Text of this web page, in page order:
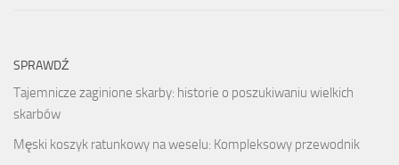
SPRAWDŹ
Tajemnicze zaginione skarby: historie o poszukiwaniu wielkich
skarbów
Męski koszyk ratunkowy na weselu: Kompleksowy przewodnik